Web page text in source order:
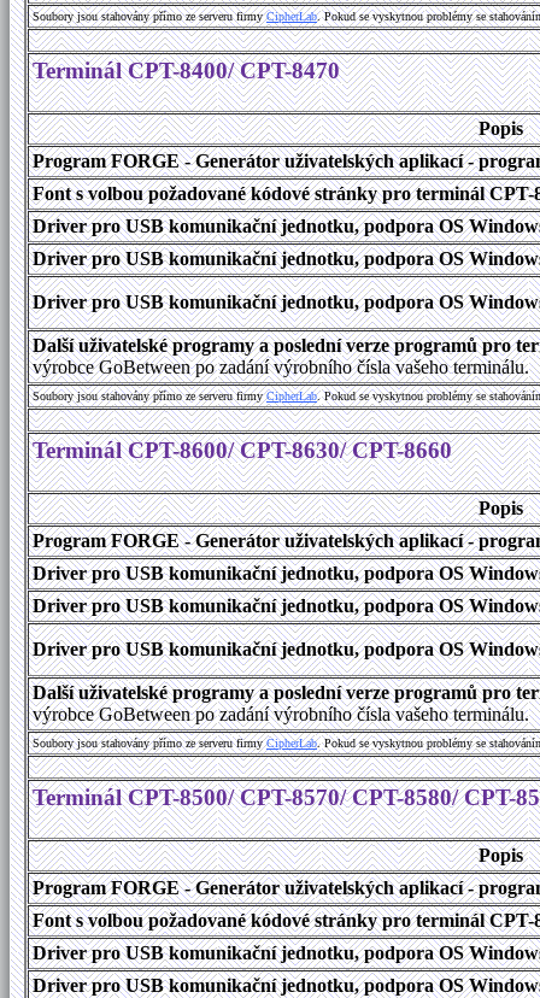
Soubory jsou stahovány přímo ze serveru firmyCipherLab. Pokud se vyskytnou problémy se
Terminál CPT-8400/ CPT-8470
Popis
Program FORGE - Generátor uživatelských aplikací -
Font s volbou požadované kódové stránky pro terminál
Driver pro USB komunikační jednotku, podpora OS
Driver pro USB komunikační jednotku, podpora OS
Driver pro USB komunikační jednotku, podpora OS
Další uživatelské programy a poslední verze programů pro
výrobce GoBetween po zadání výrobního čísla vašeho terminálu.
Soubory jsou stahovány přímo ze serveru firmyCipherLab. Pokud se vyskytnou problémy se
Terminál CPT-8600/ CPT-8630/ CPT-8660
Popis
Program FORGE - Generátor uživatelských aplikací -
Driver pro USB komunikační jednotku, podpora OS
Driver pro USB komunikační jednotku, podpora OS
Driver pro USB komunikační jednotku, podpora OS
Další uživatelské programy a poslední verze programů pro
výrobce GoBetween po zadání výrobního čísla vašeho terminálu.
Soubory jsou stahovány přímo ze serveru firmyCipherLab. Pokud se vyskytnou problémy se
Terminál CPT-8500/ CPT-8570/ CPT-8580/ CPT-
Popis
Program FORGE - Generátor uživatelských aplikací -
Font s volbou požadované kódové stránky pro terminál
Driver pro USB komunikační jednotku, podpora OS
Driver pro USB komunikační jednotku, podpora OS